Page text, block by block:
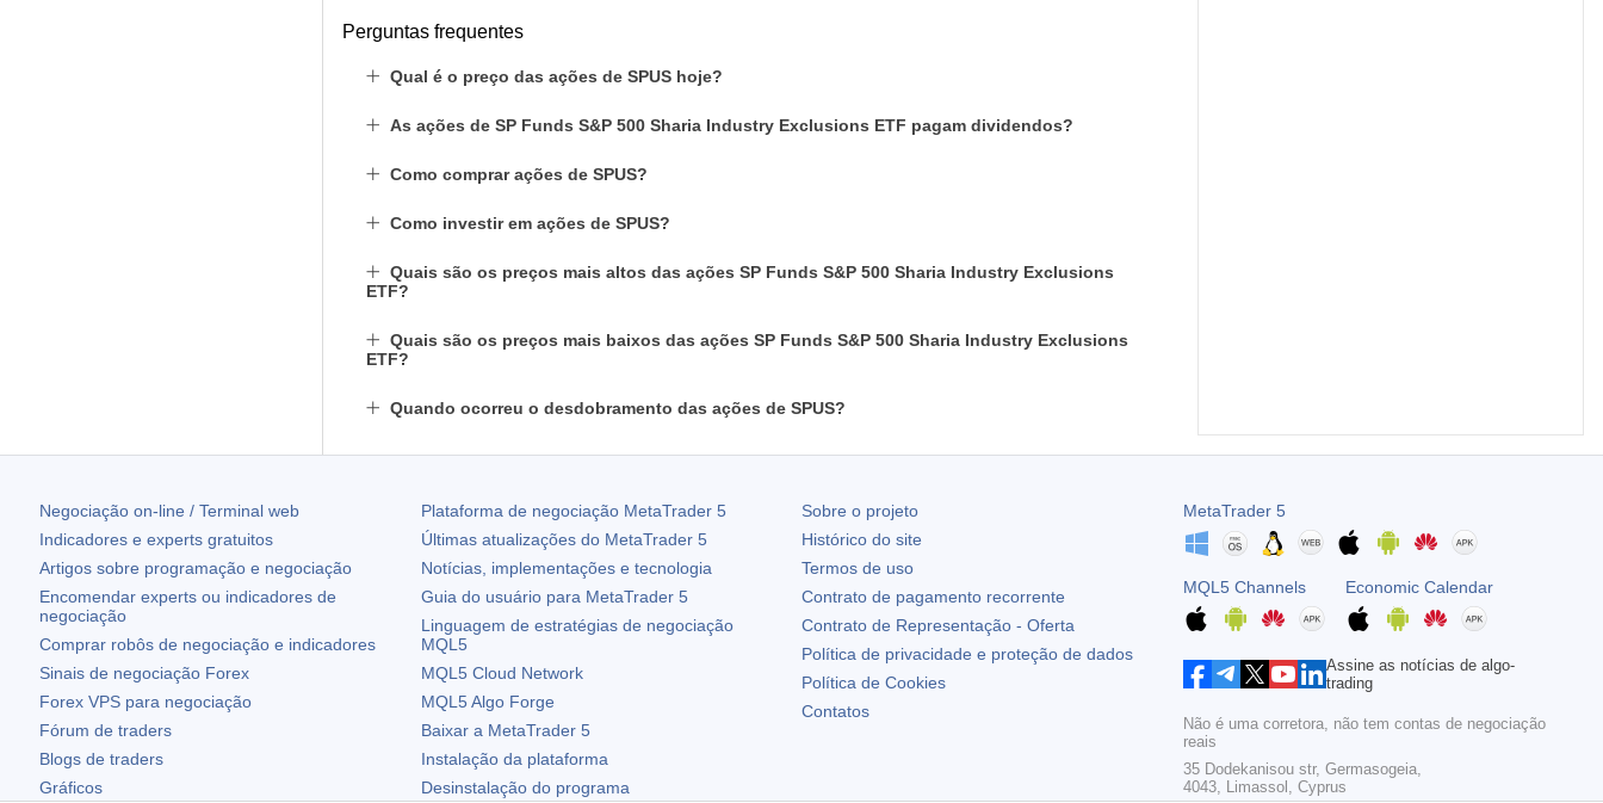
Perguntas frequentes
Qual é o preço das ações de SPUS hoje?
As ações de SP Funds S&P 500 Sharia Industry Exclusions ETF pagam dividendos?
Como comprar ações de SPUS?
Como investir em ações de SPUS?
Quais são os preços mais altos das ações SP Funds S&P 500 Sharia Industry Exclusions
ETF?
Quais são os preços mais baixos das ações SP Funds S&P 500 Sharia Industry Exclusions
ETF?
Quando ocorreu o desdobramento das ações de SPUS?
Negociação on-line / Terminal web
Indicadores e experts gratuitos
Artigos sobre programação e negociação
Encomendar experts ou indicadores de
negociação
Comprar robôs de negociação e indicadores
Sinais de negociação Forex
Forex VPS para negociação
Fórum de traders
Blogs de traders
Gráficos
Plataforma de negociação MetaTrader 5
Últimas atualizações do MetaTrader 5
Notícias, implementações e tecnologia
Guia do usuário para MetaTrader 5
Linguagem de estratégias de negociação
MQL5
MQL5 Cloud Network
MQL5 Algo Forge
Baixar a MetaTrader 5
Instalação da plataforma
Desinstalação do programa
Sobre o projeto
Histórico do site
Termos de uso
Contrato de pagamento recorrente
Contrato de Representação - Oferta
Política de privacidade e proteção de dados
Política de Cookies
Contatos
MetaTrader 5
MQL5 Channels Economic Calendar
Assine as notícias de algo-
trading
Não é uma corretora, não tem contas de negociação
reais
35 Dodekanisou str, Germasogeia,
4043, Limassol, Cyprus